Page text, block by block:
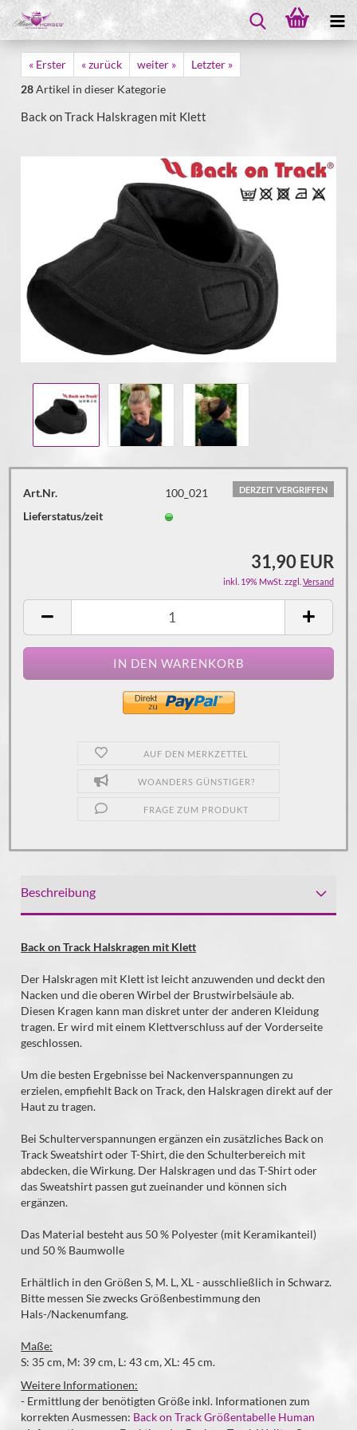
« Erster « zurück weiter »
Letzter »
28Artikel in dieser Kategorie
Back on Track Halskragen mit Klett
DERZEIT VERGRIFFEN
Art.Nr.
100_021
Lieferstatus/zeit
31,90 EUR
inkl. 19% MwSt. zzgl. Versand
AUF DEN MERKZETTEL
WOANDERS GÜNSTIGER?
FRAGE ZUM PRODUKT
Beschreibung
Back on Track Halskragen mit Klett
Der Halskragen mit Klett ist leicht anzuwenden und deckt den
Nacken und die oberen Wirbel der Brustwirbelsäule ab.
Diesen Kragen kann man diskret unter der anderen Kleidung
tragen. Er wird mit einem Klettverschluss auf der Vorderseite
geschlossen.
Um die besten Ergebnisse bei Nackenverspannungen zu
erzielen, empfiehlt Back on Track, den Halskragen direkt auf der
Haut zu tragen.
Bei Schulterverspannungen ergänzen ein zusätzliches Back on
Track Sweatshirt oder T-Shirt, die den Schulterbereich mit
abdecken, die Wirkung. Der Halskragen und das T-Shirt oder
das Sweatshirt passen gut zueinander und können sich
ergänzen.
Das Material besteht aus 50 % Polyester (mit Keramikanteil)
und 50 % Baumwolle
Erhältlich in den Größen S, M. L, XL - ausschließlich in Schwarz.
Bitte messen Sie zwecks Größenbestimmung den
Hals-/Nackenumfang.
Maße:
S: 35 cm, M: 39 cm, L: 43 cm, XL: 45 cm.
Weitere Informationen:
- Ermittlung der benötigten Größe inkl. Informationen zum
korrekten Ausmessen: Back on Track Größentabelle Human